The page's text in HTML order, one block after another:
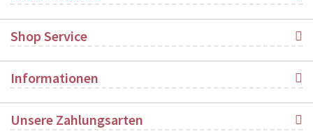
Shop Service
Informationen
Unsere Zahlungsarten